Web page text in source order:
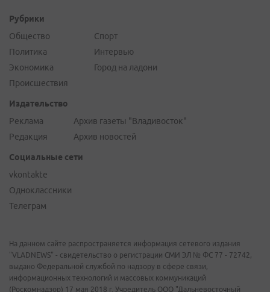
Рубрики
Общество
Политика
Экономика
Происшествия
Спорт
Интервью
Город на ладони
Издательство
Реклама
Редакция
Архив газеты "Владивосток"
Архив новостей
Социальные сети
vkontakte
Одноклассники
Телеграм
На данном сайте распространяется информация сетевого издания
"VLADNEWS" - свидетельство о регистрации СМИ ЭЛ № ФС 77 - 72742,
выдано Федеральной службой по надзору в сфере связи,
информационных технологий и массовых коммуникаций
(Роскомнадзор) 17 мая 2018 г. Учредитель ООО "Дальневосточный